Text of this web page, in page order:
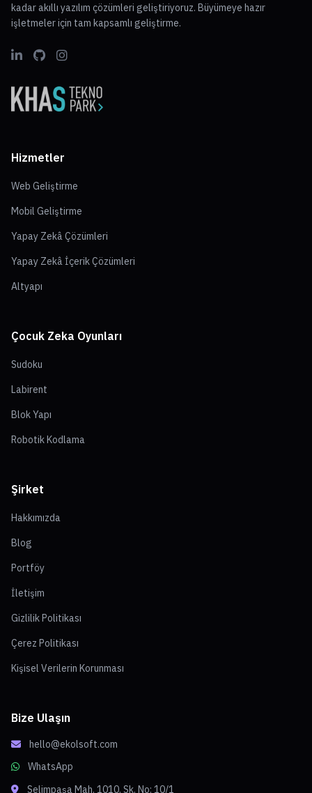
kadar akıllı yazılım çözümleri geliştiriyoruz. Büyümeye hazır
işletmeler için tam kapsamlı geliştirme.
Hizmetler
Web Geliştirme
Mobil Geliştirme
Yapay Zekâ Çözümleri
Yapay Zekâ İçerik Çözümleri
Altyapı
Çocuk Zeka Oyunları
Sudoku
Labirent
Blok Yapı
Robotik Kodlama
Şirket
Hakkımızda
Blog
Portföy
İletişim
Gizlilik Politikası
Çerez Politikası
Kişisel Verilerin Korunması
Bize Ulaşın
hello@ekolsoft.com
WhatsApp
Selimpaşa Mah. 1010. Sk. No: 10/1